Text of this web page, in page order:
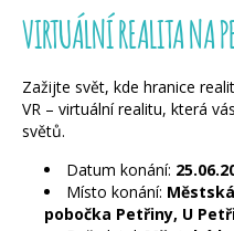
VIRTUÁLNÍ REALITA NA
Zažijte svět, kde hranice
VR – virtuální realitu, která
světů.
Datum konání:
Místo konání:
pobočka Petřiny, U